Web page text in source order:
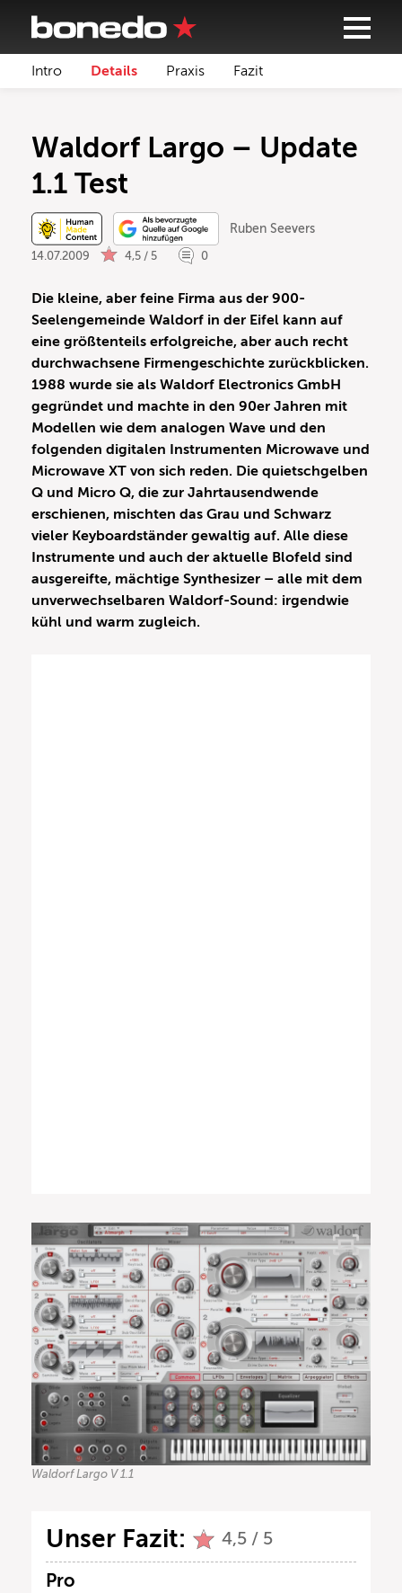
Intro Details Praxis Fazit
Waldorf Largo – Update
1.1 Test
Ruben Seevers
14.07.2009 4,5 / 5 0
Die kleine, aber feine Firma aus der 900-
Seelengemeinde Waldorf in der Eifel kann auf
eine größtenteils erfolgreiche, aber auch recht
durchwachsene Firmengeschichte zurückblicken.
1988 wurde sie als Waldorf Electronics GmbH
gegründet und machte in den 90er Jahren mit
Modellen wie dem analogen Wave und den
folgenden digitalen Instrumenten Microwave und
Microwave XT von sich reden. Die quietschgelben
Q und Micro Q, die zur Jahrtausendwende
erschienen, mischten das Grau und Schwarz
vieler Keyboardständer gewaltig auf. Alle diese
Instrumente und auch der aktuelle Blofeld sind
ausgereifte, mächtige Synthesizer – alle mit dem
unverwechselbaren Waldorf-Sound: irgendwie
kühl und warm zugleich.
Waldorf Largo V 1.1
Unser Fazit: 4,5 / 5
Pro